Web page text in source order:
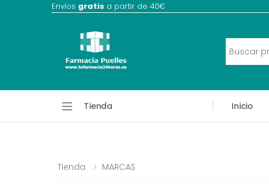
Envíos gratis a partir de 40€
Tienda Inicio
Tienda MARCAS